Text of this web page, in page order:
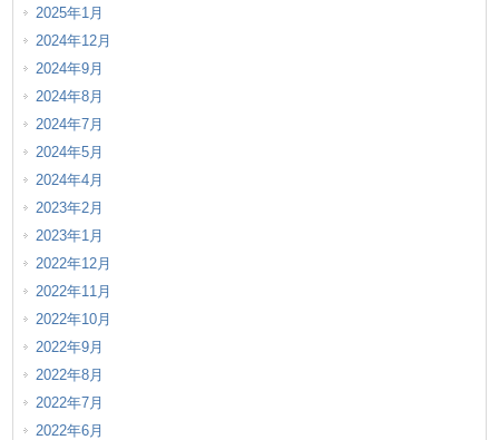
2025年1月
2024年12月
2024年9月
2024年8月
2024年7月
2024年5月
2024年4月
2023年2月
2023年1月
2022年12月
2022年11月
2022年10月
2022年9月
2022年8月
2022年7月
2022年6月